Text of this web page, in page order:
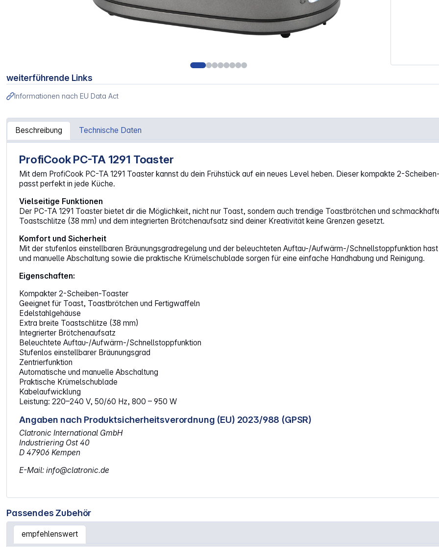
weiterführende Links
Informationen nach EU Data Act
Beschreibung Technische Daten
Artikelinformationen "Proficook PC-TA 1291 graphit"
ProfiCook PC-TA 1291 Toaster
Mit dem ProfiCook PC-TA 1291 Toaster kannst du dein Frühstück auf ein neues Level heben. Dieser kompakte 2-
passt perfekt in jede Küche.
Vielseitige Funktionen
Der PC-TA 1291 Toaster bietet dir die Möglichkeit, nicht nur Toast, sondern auch trendige Toastbrötchen und
Toastschlitze (38 mm) und dem integrierten Brötchenaufsatz sind deiner Kreativität keine Grenzen gesetzt.
Komfort und Sicherheit
Mit der stufenlos einstellbaren Bräunungsgradregelung und der beleuchteten Auftau-/Aufwärm-/Schnellstoppfunktion
und manuelle Abschaltung sowie die praktische Krümelschublade sorgen für eine einfache Handhabung und Reinigung.
Eigenschaften:
Kompakter 2-Scheiben-Toaster
Geeignet für Toast, Toastbrötchen und Fertigwaffeln
Edelstahlgehäuse
Extra breite Toastschlitze (38 mm)
Integrierter Brötchenaufsatz
Beleuchtete Auftau-/Aufwärm-/Schnellstoppfunktion
Stufenlos einstellbarer Bräunungsgrad
Zentrierfunktion
Automatische und manuelle Abschaltung
Praktische Krümelschublade
Kabelaufwicklung
Leistung: 220–240 V, 50/60 Hz, 800 – 950 W
Angaben nach Produktsicherheitsverordnung (EU) 2023/988 (GPSR)
Clatronic International GmbH
Industriering Ost 40
D 47906 Kempen
E-Mail: info@clatronic.de
Passendes Zubehör
empfehlenswert